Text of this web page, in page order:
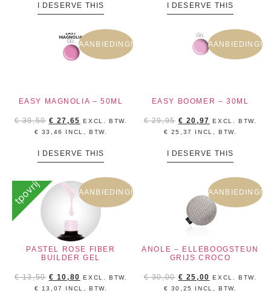
I DESERVE THIS I DESERVE THIS
AANBIEDING!
EASY MAGNOLIA – 50ML
€39,50 € 27,65 EXCL. BTW.
€ 33,46 INCL, BTW.
I DESERVE THIS
AANBIEDING!
EASY BOOMER – 30ML
€29,95 € 20,97 EXCL. BTW.
€ 25,37 INCL, BTW.
I DESERVE THIS
AANBIEDING!
tpovrij
PASTEL ROSE FIBER
BUILDER GEL
€13,50 € 10,80 EXCL. BTW.
€
13,07 INCL, BTW.
AANBIEDING!
ANOLE – ELLEBOOGSTEUN
GRIJS CROCO
€30,00 € 25,00 EXCL. BTW.
€ 30,25 INCL, BTW.